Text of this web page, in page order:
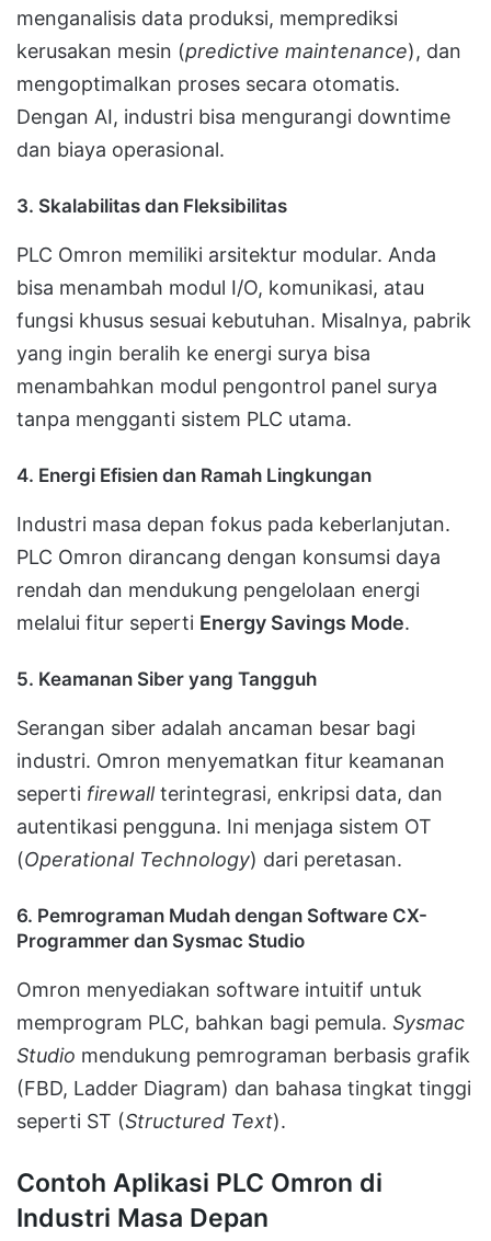
menganalisis data produksi, memprediksi
kerusakan mesin (predictive maintenance), dan
mengoptimalkan proses secara otomatis.
Dengan AI, industri bisa mengurangi downtime
dan biaya operasional.
3. Skalabilitas dan Fleksibilitas
PLC Omron memiliki arsitektur modular. Anda
bisa menambah modul I/O, komunikasi, atau
fungsi khusus sesuai kebutuhan. Misalnya, pabrik
yang ingin beralih ke energi surya bisa
menambahkan modul pengontrol panel surya
tanpa mengganti sistem PLC utama.
4. Energi Efisien dan Ramah Lingkungan
Industri masa depan fokus pada keberlanjutan.
PLC Omron dirancang dengan konsumsi daya
rendah dan mendukung pengelolaan energi
melalui fitur seperti Energy Savings Mode.
5. Keamanan Siber yang Tangguh
Serangan siber adalah ancaman besar bagi
industri. Omron menyematkan fitur keamanan
seperti firewallterintegrasi, enkripsi data, dan
autentikasi pengguna. Ini menjaga sistem OT
(Operational Technology) dari peretasan.
6. Pemrograman Mudah dengan Software CX-
Programmer dan Sysmac Studio
Omron menyediakan software intuitif untuk
memprogram PLC, bahkan bagi pemula. Sysmac
Studio mendukung pemrograman berbasis grafik
(FBD, Ladder Diagram) dan bahasa tingkat tinggi
seperti ST (Structured Text).
Contoh Aplikasi PLC Omron di
Industri Masa Depan